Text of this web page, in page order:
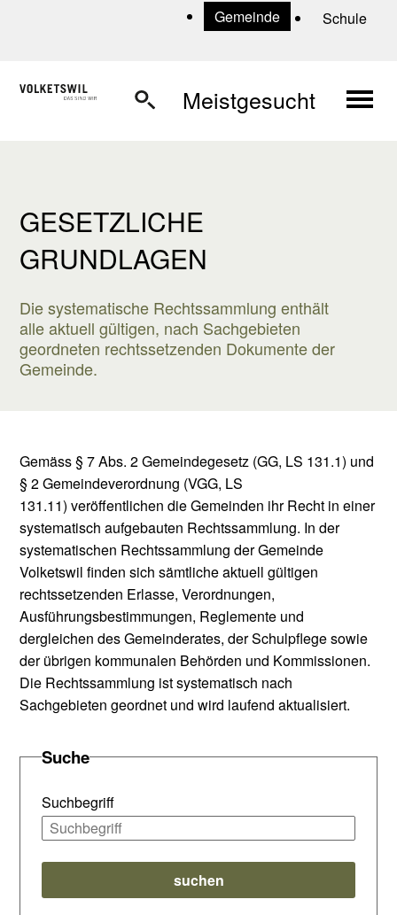
Navigieren in Volketswil
Schnellnavigation Gemeinde Schule
Meistgesucht
GESETZLICHE
GRUNDLAGEN
Die systematische Rechtssammlung enthält
alle aktuell gültigen, nach Sachgebieten
geordneten rechtssetzenden Dokumente der
Gemeinde.
Gemäss § 7 Abs. 2 Gemeindegesetz (GG, LS 131.1) und
§ 2 Gemeindeverordnung (VGG, LS
131.11) veröffentlichen die Gemeinden ihr Recht in einer
systematisch aufgebauten Rechtssammlung. In der
systematischen Rechtssammlung der Gemeinde
Volketswil finden sich sämtliche aktuell gültigen
rechtssetzenden Erlasse, Verordnungen,
Ausführungsbestimmungen, Reglemente und
dergleichen des Gemeinderates, der Schulpflege sowie
der übrigen kommunalen Behörden und Kommissionen.
Die Rechtssammlung ist systematisch nach
Sachgebieten geordnet und wird laufend aktualisiert.
Suche
Suchbegriff
suchen